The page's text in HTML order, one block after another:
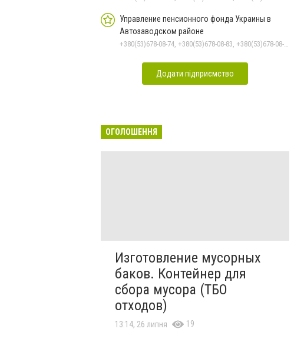
Управление пенсионного фонда Украины в
Автозаводском районе
+380(53)678-08-74, +380(53)678-08-83, +380(53)678-08-41, +380(53)678-08-86, +380(53)678-09-05
Додати підприємство
ОГОЛОШЕННЯ
Изготовление мусорных
баков. Контейнер для
сбора мусора (ТБО
отходов)
13:14, 26 липня 19